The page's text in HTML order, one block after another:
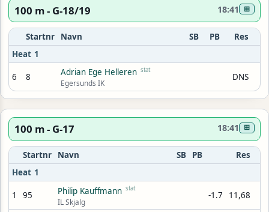
100 m - G-18/19 18:41 ⊞
Startnr Navn SB PB
Res
Heat 1
6 8 Adrian Ege Helleren stat
Egersunds IK
DNS
100 m - G-17 18:41 ⊞
Startnr Navn SB PB
Res
Heat 1
1 95 Philip Kauffmann stat
IL Skjalg
-1.7 11,68